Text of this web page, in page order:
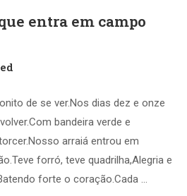
entra em campo
de se ver.Nos dias dez e onze
bandeira verde e
arraiá entrou em
forró, teve quadrilha,Alegria e
forte o coração.Cada …